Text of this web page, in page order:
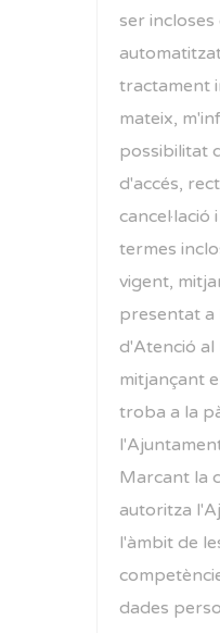
ser
tractament
mateix,
possibilitat
d'accés,
termes
vigent,
presentat a
d'Atenció
mitjançant
troba a la
Marcant la
autoritza
l'àmbit de
dades